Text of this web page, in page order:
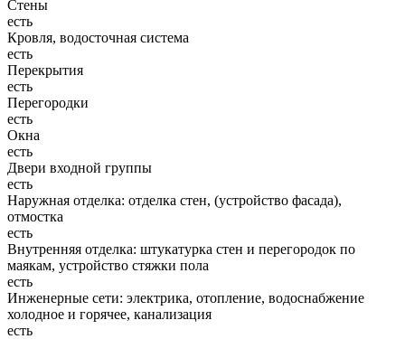
Стены
есть
Кровля, водосточная система
есть
Перекрытия
есть
Перегородки
есть
Окна
есть
Двери входной группы
есть
Наружная отделка: отделка стен, (устройство фасада),
отмостка
есть
Внутренняя отделка: штукатурка стен и перегородок по
маякам, устройство стяжки пола
есть
Инженерные сети: электрика, отопление, водоснабжение
холодное и горячее, канализация
есть